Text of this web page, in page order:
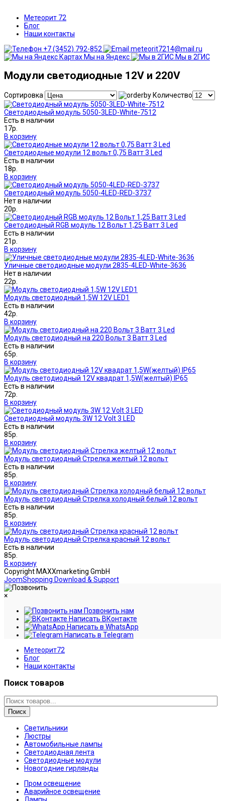
Метеорит 72
Блог
Наши контакты
+7 (3452) 792-852
meteorit7214@mail.ru
Мы на Яндекс
Мы в 2ГИС
Модули светодиодные 12V и 220V
Сортировка Количество
Светодиодный модуль 5050-3LED-White-7512
Есть в наличии
17р.
В корзину
Светодиодные модули 12 вольт 0,75 Ватт 3 Led
Есть в наличии
18р.
В корзину
Светодиодный модуль 5050-4LED-RED-3737
Нет в наличии
20р.
Светодиодный RGB модуль 12 Вольт 1,25 Ватт 3 Led
Есть в наличии
21р.
В корзину
Уличные светодиодные модули 2835-4LED-White-3636
Нет в наличии
22р.
Модуль светодиодный 1,5W 12V LED1
Есть в наличии
42р.
В корзину
Модуль светодиодный на 220 Вольт 3 Ватт 3 Led
Есть в наличии
65р.
В корзину
Модуль светодиодный 12V квадрат 1,5W(желтый) IP65
Есть в наличии
72р.
В корзину
Светодиодный модуль 3W 12 Volt 3 LED
Есть в наличии
85р.
В корзину
Модуль светодиодный Стрелка желтый 12 вольт
Есть в наличии
85р.
В корзину
Модуль светодиодный Стрелка холодный белый 12 вольт
Есть в наличии
85р.
В корзину
Модуль светодиодный Стрелка красный 12 вольт
Есть в наличии
85р.
В корзину
Copyright MAXXmarketing GmbH
JoomShopping Download & Support
×
Позвонить нам
Написать ВКонтакте
Написать в WhatsApp
Написать в Telegram
Метеорит72
Блог
Наши контакты
Поиск товаров
Поиск
Светильники
Люстры
Автомобильные лампы
Светодиодная лента
Светодиодные модули
Новогодние гирлянды
Пром освещение
Аварийное освещение